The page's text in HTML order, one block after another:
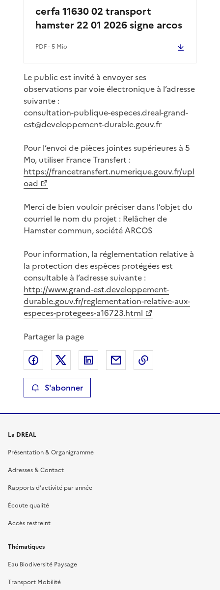
cerfa 11630 02 transport
hamster 22 01 2026 signe arcos
PDF- 5 Mio
Le public est invité à envoyer ses
observations par voie électronique à l’adresse
suivante :
consultation-publique-especes.dreal-grand-
est@developpement-durable.gouv.fr
Pour l’envoi de pièces jointes supérieures à 5
Mo, utiliser France Transfert :
https://francetransfert.numerique.gouv.fr/upl
oad
Merci de bien vouloir préciser dans l’objet du
courriel le nom du projet : Relâcher de
Hamster commun, société ARCOS
Pour information, la réglementation relative à
la protection des espèces protégées est
consultable à l’adresse suivante :
http://www.grand-est.developpement-
durable.gouv.fr/reglementation-relative-aux-
especes-protegees-a16723.html
Partager la page
Partager sur Facebook
Partager sur XPartager sur LinkedIn
Partager par email
S'abonner
La DREAL
Présentation & Organigramme
Adresses & Contact
Rapports d’activité par année
Écoute qualité
Accès restreint
Thématiques
Eau Biodiversité Paysage
Transport Mobilité